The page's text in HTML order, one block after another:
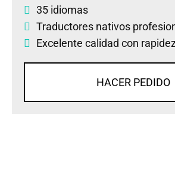
35 idiomas
Traductores nativos
Excelente calidad con
HACER PEDIDO